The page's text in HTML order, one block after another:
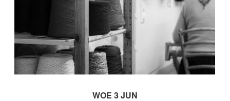
WOE 3 JUN